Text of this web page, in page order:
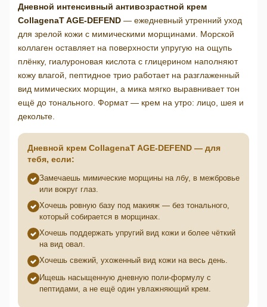
Дневной интенсивный антивозрастной крем
CollagenaT AGE-DEFEND — ежедневный утренний уход
для зрелой кожи с мимическими морщинами. Морской
коллаген оставляет на поверхности упругую на ощупь
плёнку, гиалуроновая кислота с глицерином наполняют
кожу влагой, пептидное трио работает на разглаженный
вид мимических морщин, а мика мягко выравнивает тон
ещё до тонального. Формат — крем на утро: лицо, шея и
декольте.
Дневной крем CollagenaT AGE-DEFEND — для
тебя, если:
Замечаешь мимические морщины на лбу, в межбровье
или вокруг глаз.
Хочешь ровную базу под макияж — без тонального,
который собирается в морщинах.
Хочешь поддержать упругий вид кожи и более чёткий
на вид овал.
Хочешь свежий, ухоженный вид кожи на весь день.
Ищешь насыщенную дневную поли-формулу с
пептидами, а не ещё один увлажняющий крем.